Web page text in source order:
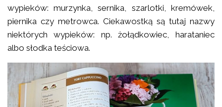
wypieków: murzynka, sernika, szarlotki, kremówek,
piernika czy metrowca. Ciekawostką są tutaj nazwy
niektórych wypieków: np. żołądkowiec, harataniec
albo słodka teściowa.